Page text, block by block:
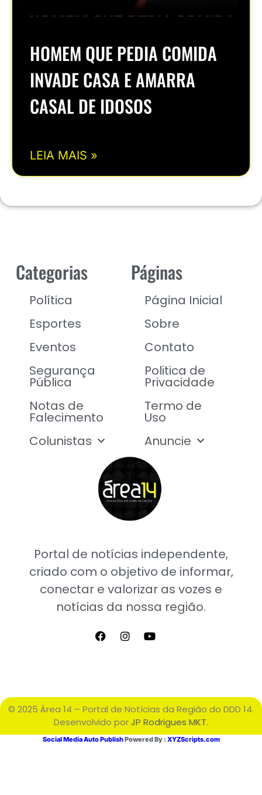
HOMEM QUE PEDIA COMIDA
INVADE CASA E AMARRA
CASAL DE IDOSOS
LEIA MAIS »
Portal de notícias independente,
criado com o objetivo de informar,
conectar e valorizar as vozes e
notícias da nossa região.
Categorias
Política
Esportes
Eventos
Segurança
Pública
Notas de
Falecimento
Colunistas
Páginas
Página Inicial
Sobre
Contato
Politica de
Privacidade
Termo de
Uso
Anuncie
© 2025 Área 14 – Portal de Notícias da Região do DDD 14.
Desenvolvido porJP Rodrigues MKT.
Social Media Auto PublishPowered By : XYZScripts.com